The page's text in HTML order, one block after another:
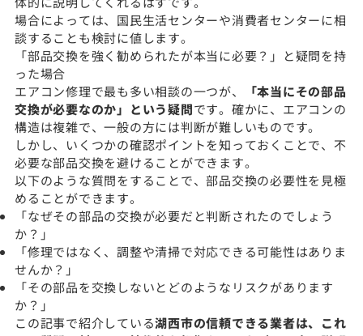
場合によっては、国民生活センターや消費者センターに相
談することも検討に値します。
「部品交換を強く勧められたが本当に必要？」と疑問を持
った場合
エアコン修理で最も多い相談の一つが、
「本当にその部品
交換が必要なのか」という疑問です。確かに、エアコンの
構造は複雑で、一般の方には判断が難しいものです。
しかし、いくつかの確認ポイントを知っておくことで、不
必要な部品交換を避けることができます。
以下のような質問をすることで、部品交換の必要性を見極
めることができます。
「なぜその部品の交換が必要だと判断されたのでしょう
か？」
「修理ではなく、調整や清掃で対応できる可能性はありま
せんか？」
「その部品を交換しないとどのようなリスクがあります
か？」
この記事で紹介している湖西市の信頼できる業者は、これ